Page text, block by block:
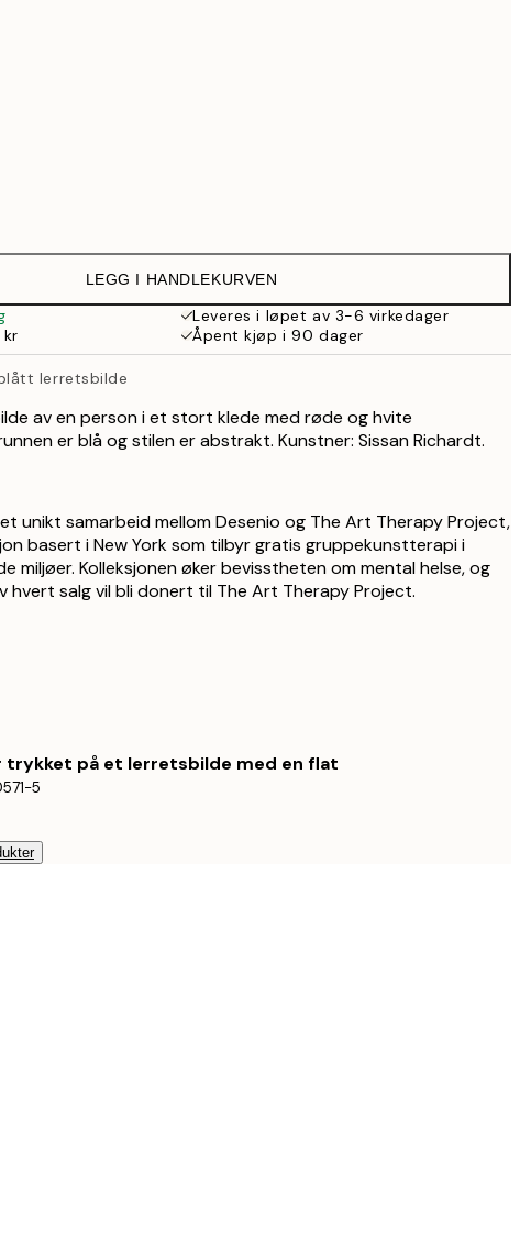
LEGG I HANDLEKURVEN
Leveres i løpet av 3-6 virkedager
Åpent kjøp i 90 dager
lerretsbilde
av en person i et stort klede med røde og hvite
er blå og stilen er abstrakt. Kunstner: Sissan Richardt.
unikt samarbeid mellom Desenio og The Art Therapy Project,
basert i New York som tilbyr gratis gruppekunstterapi i
miljøer. Kolleksjonen øker bevisstheten om mental helse, og
hvert salg vil bli donert til The Art Therapy Project.
på et lerretsbilde med en flat
5